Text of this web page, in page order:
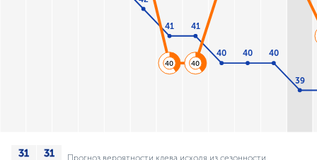
41 41
40 40 40
39
40 40